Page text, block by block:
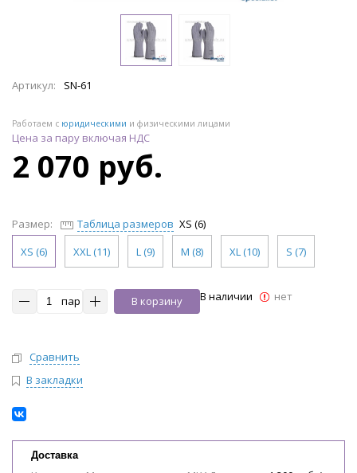
Артикул: SN-61
Работаем с юридическими и физическими лицами
Цена за пару включая НДС
2 070 руб.
Размер: Таблица размеров XS (6)
XS (6)
XXL (11) L (9) M (8) XL (10) S (7)
пар В корзину В наличии нет
Сравнить
В закладки
Доставка